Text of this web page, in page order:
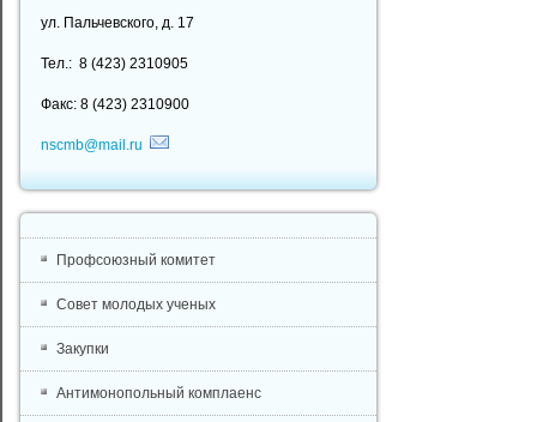
ул. Пальчевского, д. 17
Тел.: 8 (423) 2310905
Факс: 8 (423) 2310900
nscmb@mail.ru
Профсоюзный комитет
Совет молодых ученых
Закупки
Антимонопольный комплаенс